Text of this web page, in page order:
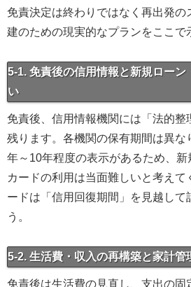
免責決定は終わりではなく再出発の
建のための現実的なプランをここで
5-1. 免責後の信用情報と新規ローン
い
免責後、信用情報機関には「法的整
残ります。各機関の保有期間は異な
年～10年程度の表示があるため、新
カードの利用は当面難しいと考えて
ードは「信用回復期間」を見越して
う。
5-2. 生活費・収入の再構築と家計管
免責後は生活費の見直し、支出の固